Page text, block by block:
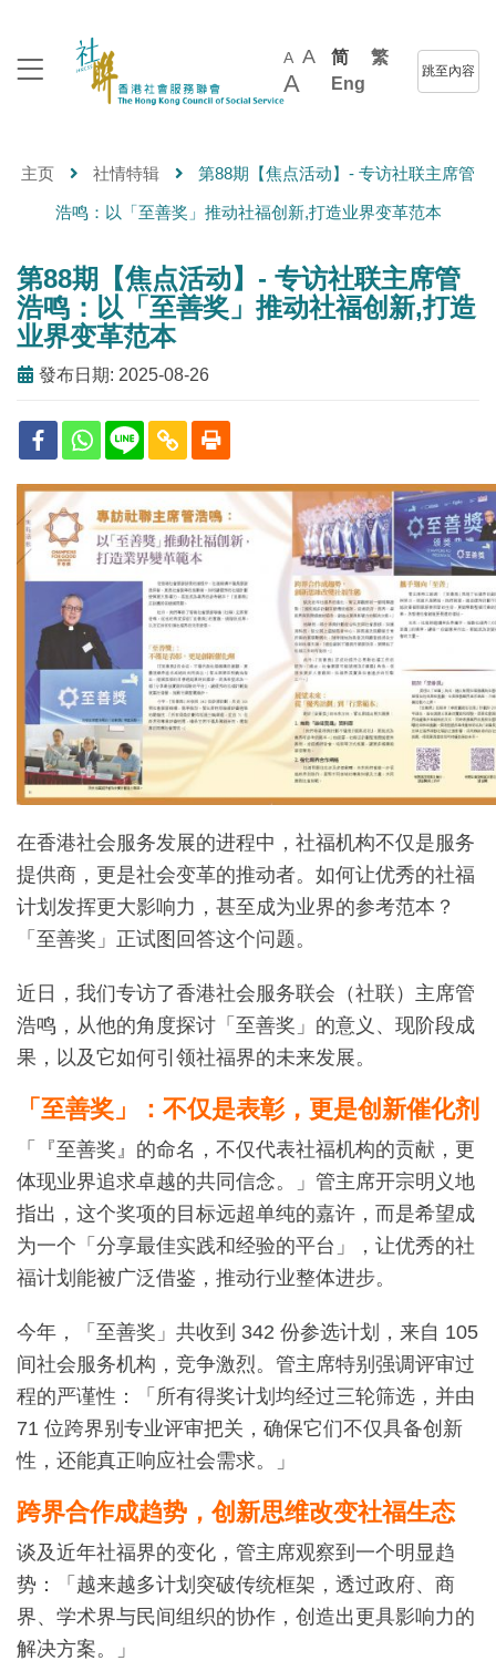
A A
A
简
繁
Eng
跳至內容
主页 社情特辑 第88期【焦点活动】- 专访社联主席管
浩鸣：以「至善奖」推动社福创新,打造业界变革范本
第88期【焦点活动】- 专访社联主席管
浩鸣：以「至善奖」推动社福创新,打造
业界变革范本
發布日期: 2025-08-26
在香港社会服务发展的进程中，社福机构不仅是服务
提供商，更是社会变革的推动者。如何让优秀的社福
计划发挥更大影响力，甚至成为业界的参考范本？
「至善奖」正试图回答这个问题。
近日，我们专访了香港社会服务联会（社联）主席管
浩鸣，从他的角度探讨「至善奖」的意义、现阶段成
果，以及它如何引领社福界的未来发展。
「至善奖」：不仅是表彰，更是创新催化剂
「『至善奖』的命名，不仅代表社福机构的贡献，更
体现业界追求卓越的共同信念。」管主席开宗明义地
指出，这个奖项的目标远超单纯的嘉许，而是希望成
为一个「分享最佳实践和经验的平台」，让优秀的社
福计划能被广泛借鉴，推动行业整体进步。
今年，「至善奖」共收到 342 份参选计划，来自 105
间社会服务机构，竞争激烈。管主席特别强调评审过
程的严谨性：「所有得奖计划均经过三轮筛选，并由
71 位跨界别专业评审把关，确保它们不仅具备创新
性，还能真正响应社会需求。」
跨界合作成趋势，创新思维改变社福生态
谈及近年社福界的变化，管主席观察到一个明显趋
势：「越来越多计划突破传统框架，透过政府、商
界、学术界与民间组织的协作，创造出更具影响力的
解决方案。」